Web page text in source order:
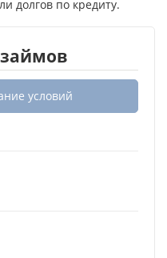
долгов по кредиту.
условий